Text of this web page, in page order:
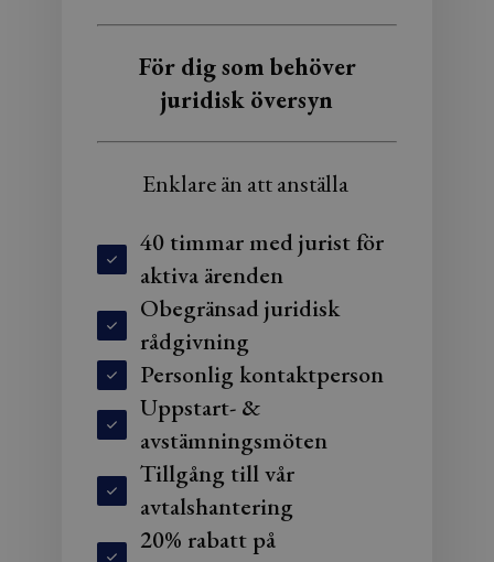
För dig som behöver
juridisk översyn
Enklare än att anställa
40 timmar med jurist för
aktiva ärenden
Obegränsad juridisk
rådgivning
Personlig kontaktperson
Uppstart- &
avstämningsmöten
Tillgång till vår
avtalshantering
20% rabatt på